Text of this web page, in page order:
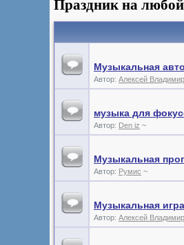
Праздник на
Музыкальная
Автор: Алексей
музыка для
Автор: Den iz ~
Музыкальная
Автор: Румис ~
Музыкальная
Автор: Алексей